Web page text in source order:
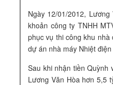
Ngày 12/01/2012,
khoản công ty TNHH
phục vụ thi công khu
dự án nhà máy Nhiệt
Sau khi nhận tiền Quỳnh
Lương Văn Hòa hơn 5,5